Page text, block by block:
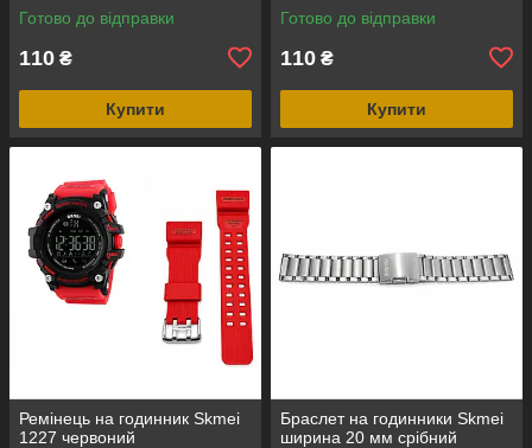
Готово до відправки
110 ₴
Купити
Готово до відправки
110 ₴
Купити
Ремінець на годинник Skmei
1227 червоний
Браслет на годинники Skmei
ширина 20 мм срібний